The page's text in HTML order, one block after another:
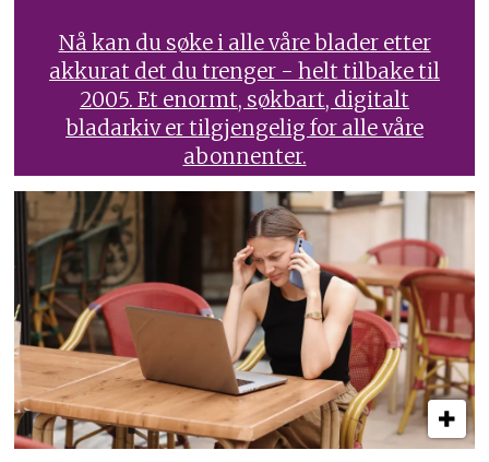
Nå kan du søke i alle våre blader etter
akkurat det du trenger - helt tilbake til
2005. Et enormt, søkbart, digitalt
bladarkiv er tilgjengelig for alle våre
abonnenter.